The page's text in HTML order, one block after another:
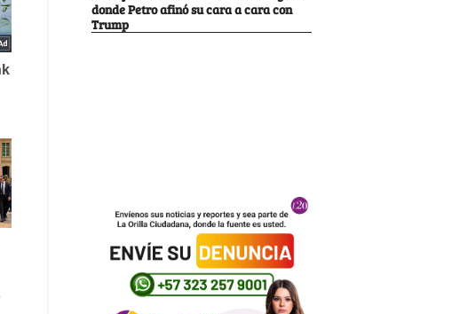
donde Petro afinó su cara a cara con
Trump